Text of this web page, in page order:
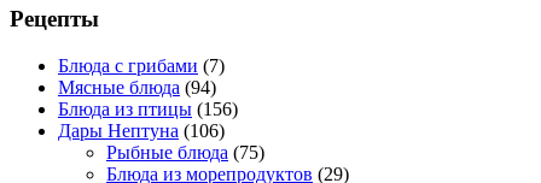
Рецепты
Блюда с грибами (7)
Мясные блюда (94)
Блюда из птицы (156)
Дары Нептуна (106)
Рыбные блюда (75)
Блюда из морепродуктов (29)